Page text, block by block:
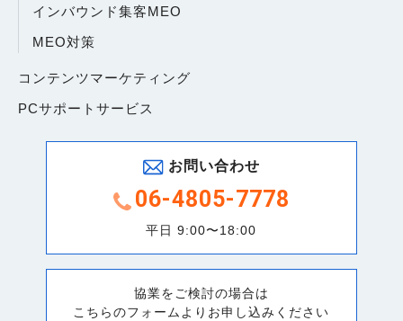
インバウンド集客MEO
MEO対策
コンテンツマーケティング
PCサポートサービス
お問い合わせ
06-4805-7778
平日 9:00〜18:00
協業をご検討の場合は
こちらのフォームよりお申し込みください